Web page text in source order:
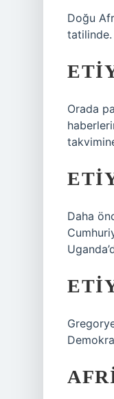
Doğu
tatilinde.
Orada
Daha